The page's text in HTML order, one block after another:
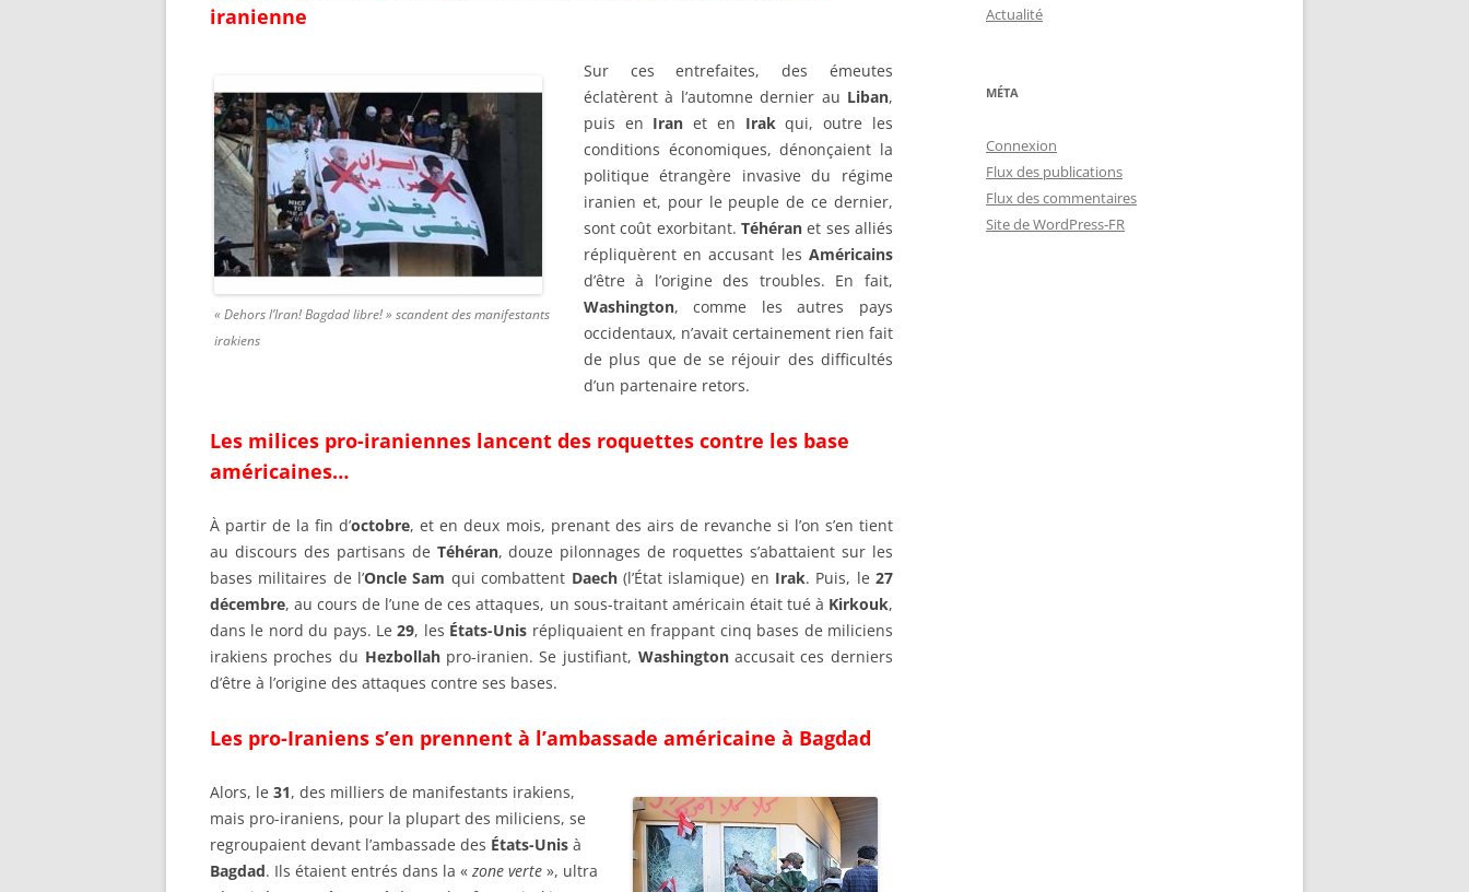
iranienne
« Dehors l’Iran! Bagdad libre! » scandent des manifestants
irakiens
Sur ces entrefaites, des émeutes
éclatèrent à l’automne dernier au Liban,
puis en Iran et en Irakqui, outre les
conditions économiques, dénonçaient la
politique étrangère invasive du régime
iranien et, pour le peuple de ce dernier,
sont coût exorbitant. Téhéran et ses alliés
répliquèrent en accusant les Américains
d’être à l’origine des troubles. En fait,
Washington, comme les autres pays
occidentaux, n’avait certainement rien fait
de plus que de se réjouir des difficultés
d’un partenaire retors.
Les milices pro-iraniennes lancent des roquettes contre les base
américaines…
À partir de la fin d’octobre, et en deux mois, prenant des airs de revanche si l’on s’en tient
au discours des partisans de Téhéran, douze pilonnages de roquettes s’abattaient sur les
bases militaires de l’Oncle Sam qui combattent Daech(l’État islamique) en Irak. Puis, le 27
décembre, au cours de l’une de ces attaques, un sous-traitant américain était tué à Kirkouk,
dans le nord du pays. Le29, les États-Unis répliquaient en frappant cinq bases de miliciens
irakiens proches du Hezbollahpro-iranien. Se justifiant, Washingtonaccusait ces derniers
d’être à l’origine des attaques contre ses bases.
Les pro-Iraniens s’en prennent à l’ambassade américaine à Bagdad
Alors, le 31, des milliers de manifestants irakiens,
mais pro-iraniens, pour la plupart des miliciens, se
regroupaient devant l’ambassade des États-Unis à
Bagdad. Ils étaient entrés dans la « zone verte », ultra
Actualité
MÉTA
Connexion
Flux des publications
Flux des commentaires
Site de WordPress-FR